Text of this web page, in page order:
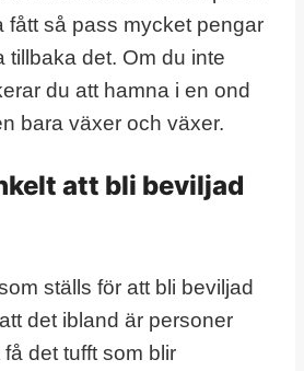
fått så pass mycket pengar
tillbaka det. Om du inte
du att hamna i en ond
bara växer och växer.
att bli beviljad
ställs för att bli beviljad
det ibland är personer
det tufft som blir